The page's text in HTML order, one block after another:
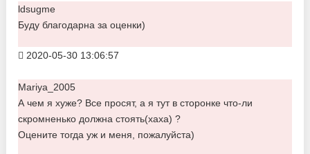
ldsugme
Буду благодарна за оценки)
2020-05-30 13:06:57
Mariya_2005
А чем я хуже? Все просят, а я тут в сторонке что-ли
скромненько должна стоять(хаха) ?
Оцените тогда уж и меня, пожалуйста)